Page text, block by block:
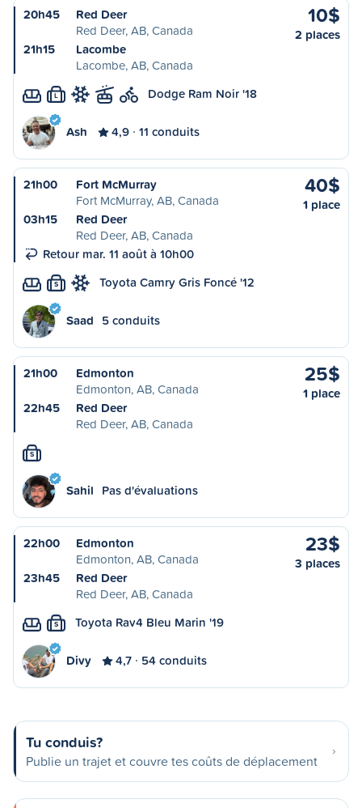
20h45
Red Deer
Red Deer, AB, Canada
21h15
Lacombe
Lacombe, AB, Canada
10$
2 places
L Dodge Ram Noir '18
Ash 4,9 11 conduits
21h00
Fort McMurray
Fort McMurray, AB, Canada
03h15
Red Deer
Red Deer, AB, Canada
Retour mar. 11 août à 10h00
40$
1 place
S Toyota Camry Gris Foncé '12
Saad 5 conduits
21h00
Edmonton
Edmonton, AB, Canada
22h45
Red Deer
Red Deer, AB, Canada
25$
1 place
S
Sahil Pas d'évaluations
22h00
Edmonton
Edmonton, AB, Canada
23h45
Red Deer
Red Deer, AB, Canada
23$
3 places
S Toyota Rav4 Bleu Marin '19
Divy 4,7 54 conduits
Tu conduis?
Publie un trajet et couvre tes coûts de déplacement